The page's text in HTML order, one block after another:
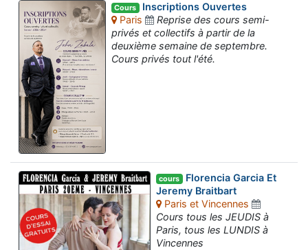
Cours Inscriptions Ouvertes
Paris
Reprise des cours semi-
privés et collectifs à partir de la
deuxième semaine de septembre.
Cours privés tout l'été.
cours Florencia Garcia Et
Jeremy Braitbart
Paris et Vincennes
Cours tous les JEUDIS à
Paris, tous les LUNDIS à
Vincennes